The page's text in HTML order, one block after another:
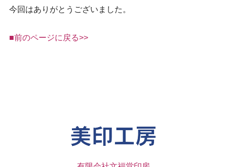
今回はありがとうございました。
■前のページに戻る>>